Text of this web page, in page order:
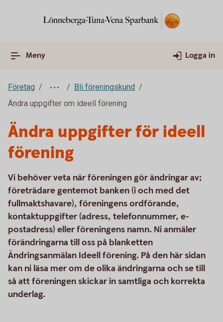
Meny Logga in
Företag
Bli föreningskund
Ändra uppgifter om ideell förening
Ändra uppgifter för ideell
förening
Vi behöver veta när föreningen gör ändringar av;
företrädare gentemot banken (i och med det
fullmaktshavare), föreningens ordförande,
kontaktuppgifter (adress, telefonnummer, e-
postadress) eller föreningens namn. Ni anmäler
förändringarna till oss på blanketten
Ändringsanmälan Ideell förening. På den här sidan
kan ni läsa mer om de olika ändringarna och se till
så att föreningen skickar in samtliga och korrekta
underlag.